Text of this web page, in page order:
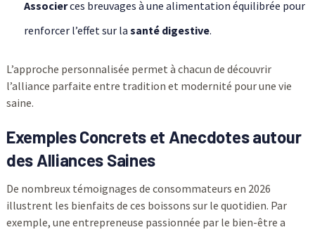
Associerces breuvages à une alimentation équilibrée pour
renforcer l’effet sur la santé digestive.
L’approche personnalisée permet à chacun de découvrir
l’alliance parfaite entre tradition et modernité pour une vie
saine.
Exemples Concrets et Anecdotes autour
des Alliances Saines
De nombreux témoignages de consommateurs en 2026
illustrent les bienfaits de ces boissons sur le quotidien. Par
exemple, une entrepreneuse passionnée par le bien-être a